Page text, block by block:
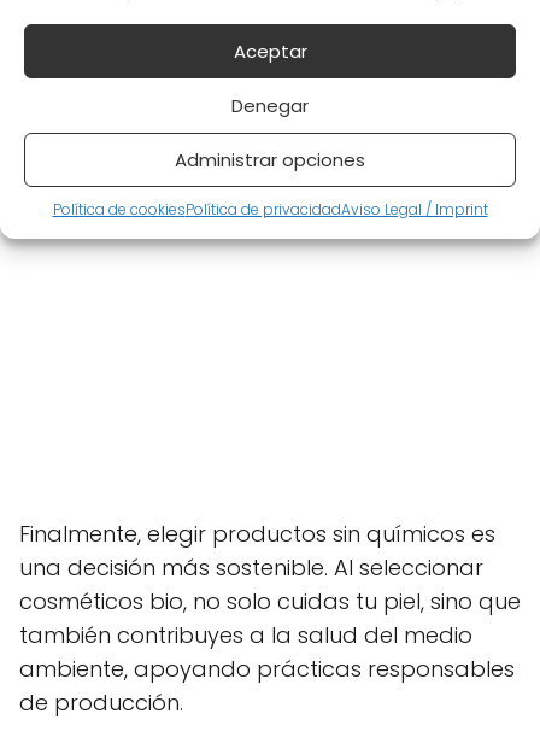
Aceptar
Denegar
Administrar opciones
Política de cookiesPolítica de privacidadAviso Legal / Imprint
Finalmente, elegir productos sin químicos es
una decisión más sostenible. Al seleccionar
cosméticos bio, no solo cuidas tu piel, sino que
también contribuyes a la salud del medio
ambiente, apoyando prácticas responsables
de producción.